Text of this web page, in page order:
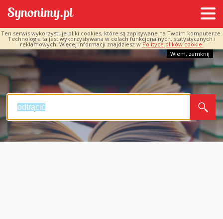
Ten serwis wykorzystuje pliki cookies, które są zapisywane na Twoim komputerze.
Technologia ta jest wykorzystywana w celach funkcjonalnych, statystycznych i
reklamowych. Więcej informacji znajdziesz w Polityce plików cookie.
Wiem, zamknij